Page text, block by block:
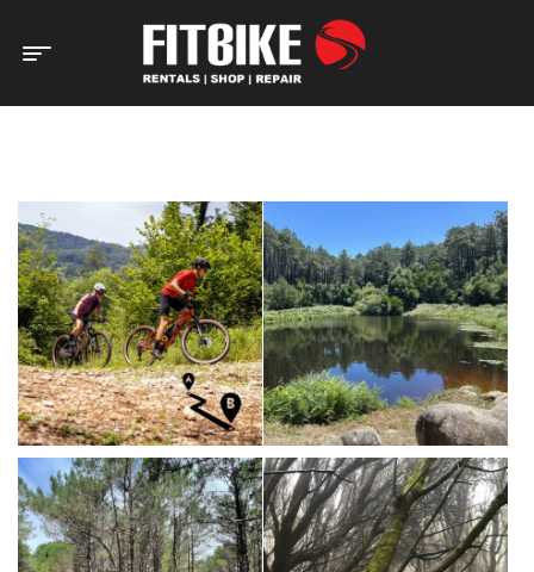
Home Page Rotas de Aluguer Rotas Fitbike | MTB